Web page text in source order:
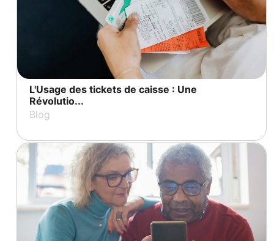
L'Usage des tickets de caisse : Une
Révolutio...
Blog